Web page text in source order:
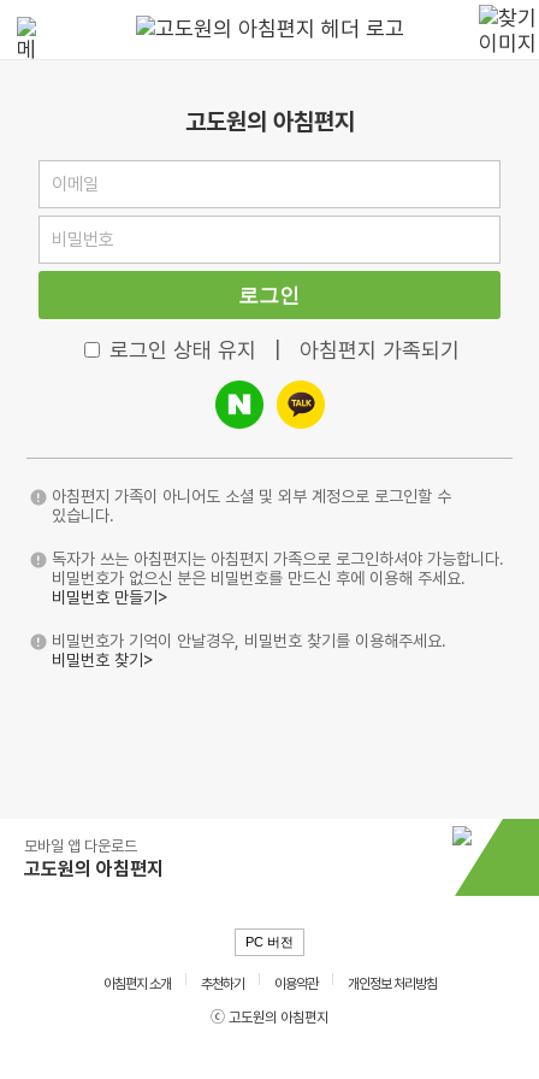
고도원의 아침편지
로그인
로그인 상태 유지 아침편지 가족되기
아침편지 가족이 아니어도 소셜 및 외부 계정으로 로그인할 수
있습니다.
독자가 쓰는 아침편지는 아침편지 가족으로 로그인하셔야 가능합니다.
비밀번호가 없으신 분은 비밀번호를 만드신 후에 이용해 주세요.
비밀번호 만들기>
비밀번호가 기억이 안날경우, 비밀번호 찾기를 이용해주세요.
비밀번호 찾기>
모바일 앱 다운로드
고도원의 아침편지
PC 버전
아침편지 소개 추천하기 이용약관
개인정보 처리방침
ⓒ 고도원의 아침편지